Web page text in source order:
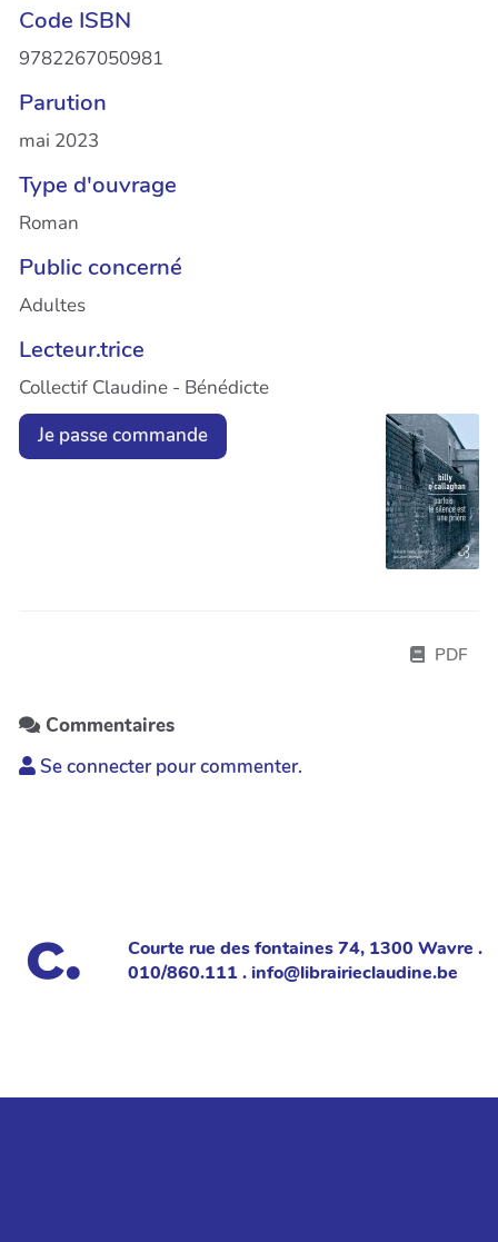
Code ISBN
9782267050981
Parution
mai 2023
Type d'ouvrage
Roman
Public concerné
Adultes
Lecteur.trice
Collectif Claudine - Bénédicte
Je passe commande
PDF
Commentaires
Se connecter pour commenter.
Courte rue des fontaines 74, 1300 Wavre .
010/860.111 . info@librairieclaudine.be